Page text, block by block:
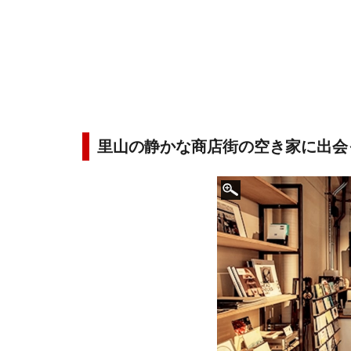
里山の静かな商店街の空き家に出